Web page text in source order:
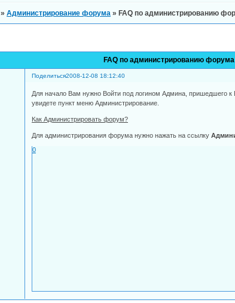
»Администрирование форума »FAQ по администрированию
FAQ по администрированию форума
Поделиться2008-12-08 18:12:40
Для начало Вам нужно Войти под логином Админа, пришедшего
увидете пункт меню Администрирование.
Как Администрировать форум?
Для администрирования форума нужно нажать на ссылку
0